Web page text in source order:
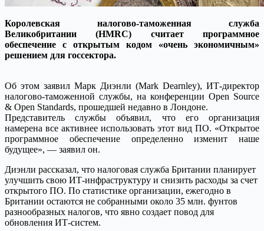
Королевская налогово-таможенная служба
Великобритании (HMRC) считает программное
обеспечение с открытым кодом «очень экономичным»
решением для госсектора.
Об этом заявил Марк Диэнли (Mark Dearnley), ИТ-директор
налогово-таможенной службы, на конференции Open Source
& Open Standards, прошедшей недавно в Лондоне.
Представитель службы объявил, что его организация
намерена все активнее использовать этот вид ПО. «Открытое
программное обеспечение определенно изменит наше
будущее», — заявил он.
Диэнли рассказал, что налоговая служба Британии планирует
улучшить свою ИТ-инфраструктуру и снизить расходы за счет
открытого ПО. По статистике организации, ежегодно в
Британии остаются не собранными около 35 млн. фунтов
разнообразных налогов, что явно создает повод для
обновления ИТ-систем.